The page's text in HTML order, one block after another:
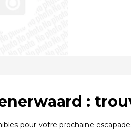
:
pour votre prochaine